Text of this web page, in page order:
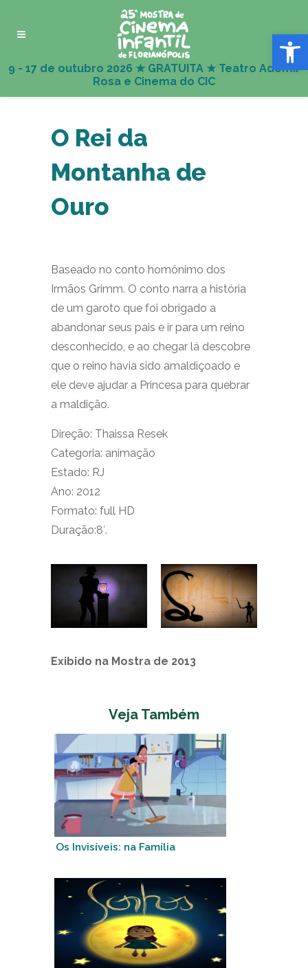
Abrir
O Rei da
Montanha de
Ouro
Baseado no conto homônimo dos
Irmãos Grimm. O conto narra a história
de um garoto que foi obrigado a
abandonar seus pais e ir para um reino
desconhecido, e ao chegar lá descobre
que o reino havia sido amaldiçoado e
ele deve ajudar a Princesa para quebrar
a maldição.
Direção: Thaissa Resek
Categoria: animação
Estado: RJ
Ano: 2012
Formato: full HD
Duração:8′.
Exibido na Mostra de 2013
Veja Também
Os Invisíveis: na Família